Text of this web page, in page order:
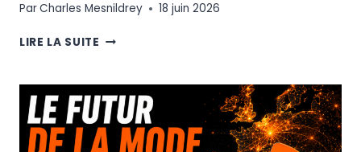
ParCharles Mesnildrey 18 juin 2026
LIRE LA SUITE WERO
TIENT-
ELLE
ENFIN
UNE